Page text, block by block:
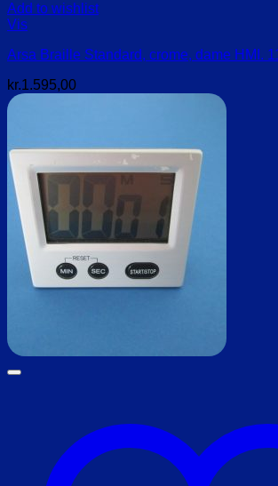
Add to wishlist
Vis
Arsa Braille Standard, crome, dame HMI.
kr.1.595,00